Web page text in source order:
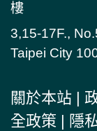
樓
3,15-17F.,
Taipei City
關於本站
全政策
隱